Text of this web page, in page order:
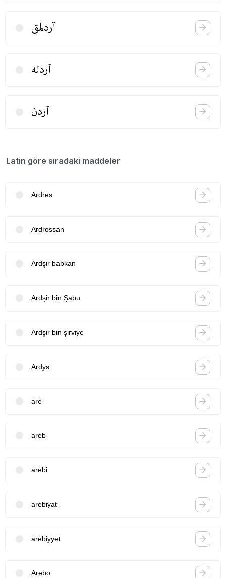
آردلمق
آردله
آردن
Latin göre sıradaki maddeler
Ardres
Ardrossan
Ardşir babkan
Ardşir bin Şabu
Ardşir bin şirviye
Ardys
are
areb
arebi
arebiyat
arebiyyet
Arebo